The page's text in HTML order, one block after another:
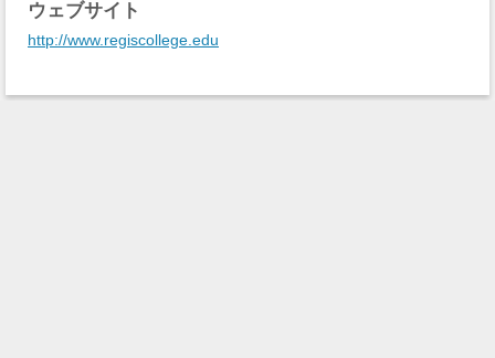
ウェブサイト
http://www.regiscollege.edu